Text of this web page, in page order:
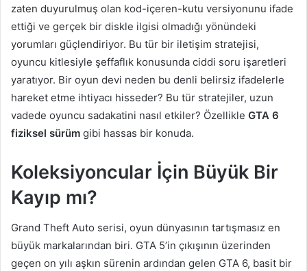
zaten duyurulmuş olan kod-içeren-kutu versiyonunu ifade
ettiği ve gerçek bir diskle ilgisi olmadığı yönündeki
yorumları güçlendiriyor. Bu tür bir iletişim stratejisi,
oyuncu kitlesiyle şeffaflık konusunda ciddi soru işaretleri
yaratıyor. Bir oyun devi neden bu denli belirsiz ifadelerle
hareket etme ihtiyacı hisseder? Bu tür stratejiler, uzun
vadede oyuncu sadakatini nasıl etkiler? Özellikle GTA 6
fiziksel sürüm gibi hassas bir konuda.
Koleksiyoncular İçin Büyük Bir
Kayıp mı?
Grand Theft Auto serisi, oyun dünyasının tartışmasız en
büyük markalarından biri. GTA 5’in çıkışının üzerinden
geçen on yılı aşkın sürenin ardından gelen GTA 6, basit bir